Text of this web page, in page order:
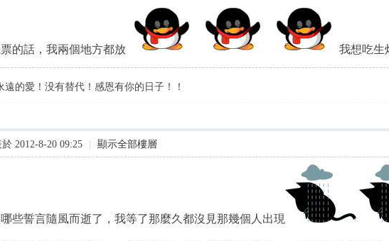
的話，我兩個地方都放 我想吃生
遠的愛！没有替代！感恩有你的日子！！
2012-8-20 09:25 顯示全部樓層
些誓言隨風而逝了，我等了那麼久都沒見那幾個人出現